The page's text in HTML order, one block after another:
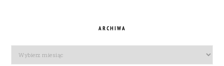
ARCHIWA
Archiwa